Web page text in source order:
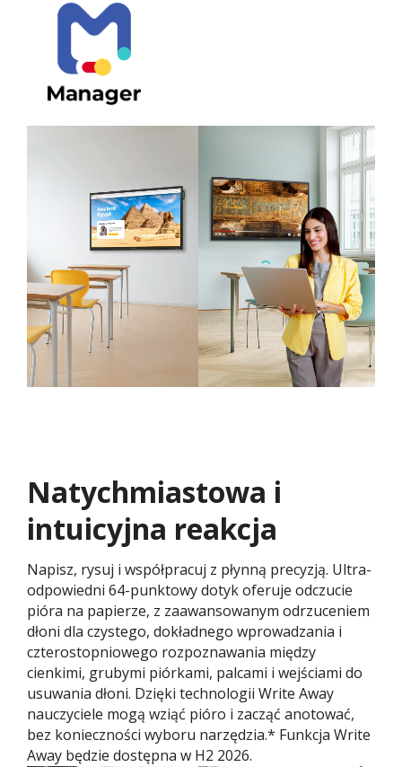
Natychmiastowa i
intuicyjna reakcja
Napisz, rysuj i współpracuj z płynną precyzją. Ultra-
odpowiedni 64-punktowy dotyk oferuje odczucie
pióra na papierze, z zaawansowanym odrzuceniem
dłoni dla czystego, dokładnego wprowadzania i
czterostopniowego rozpoznawania między
cienkimi, grubymi piórkami, palcami i wejściami do
usuwania dłoni. Dzięki technologii Write Away
nauczyciele mogą wziąć pióro i zacząć anotować,
bez konieczności wyboru narzędzia.* Funkcja Write
Away będzie dostępna w H2 2026.